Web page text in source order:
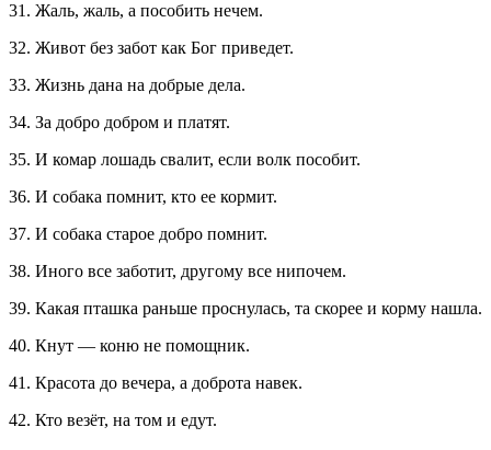
31. Жаль, жаль, а пособить нечем.
32. Живот без забот как Бог приведет.
33. Жизнь дана на добрые дела.
34. За добро добром и платят.
35. И комар лошадь свалит, если волк пособит.
36. И собака помнит, кто ее кормит.
37. И собака старое добро помнит.
38. Иного все заботит, другому все нипочем.
39. Какая пташка раньше проснулась, та скорее и корму нашла.
40. Кнут — коню не помощник.
41. Красота до вечера, а доброта навек.
42. Кто везёт, на том и едут.